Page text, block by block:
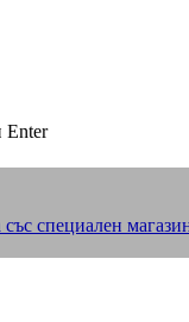
Enter
специален